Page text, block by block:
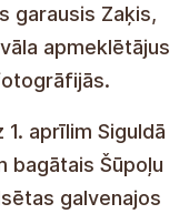
garausis Zaķis,
apmeklētājus
aprīlim Siguldā
bagātais Šūpoļu
galvenajos